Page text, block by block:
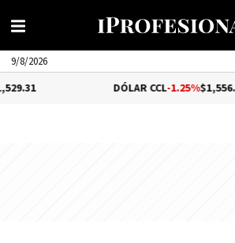
9/8/2026
-1.25%$1,556.14